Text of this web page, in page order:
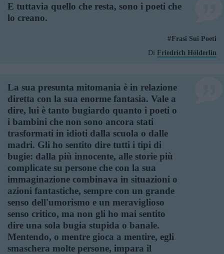
E tuttavia quello che resta, sono i poeti che
lo creano.
Frasi Sui Poeti
Di Friedrich Hölderlin
La sua presunta mitomania è in relazione
diretta con la sua enorme fantasia. Vale a
dire, lui è tanto bugiardo quanto i poeti o
i bambini che non sono ancora stati
trasformati in idioti dalla scuola o dalle
madri. Gli ho sentito dire tutti i tipi di
bugie: dalla più innocente, alle storie più
complicate su persone che con la sua
immaginazione combinava in situazioni o
azioni fantastiche, sempre con un grande
senso dell'umorismo e un meraviglioso
senso critico, ma non gli ho mai sentito
dire una sola bugia stupida o banale.
Mentendo, o mentre gioca a mentire, egli
smaschera molte persone, impara il